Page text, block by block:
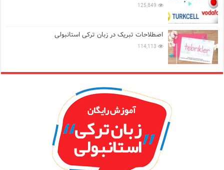
125,849
اصطلاحات تبریک در زبان ترکی استانبولی
114,113